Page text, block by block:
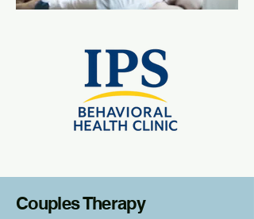
Couples Therapy